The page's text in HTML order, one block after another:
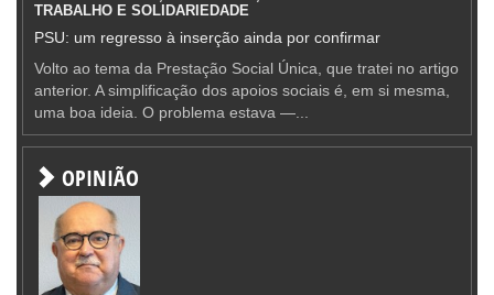
TRABALHO E SOLIDARIEDADE
PSU: um regresso à inserção ainda por confirmar
Volto ao tema da Prestação Social Única, que tratei no artigo
anterior. A simplificação dos apoios sociais é, em si mesma,
uma boa ideia. O problema estava —...
OPINIÃO